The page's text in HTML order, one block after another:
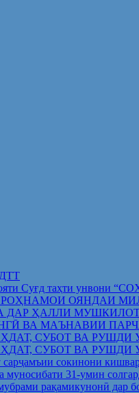
вилояти Суғд таҳти
ОЯНДАИ
ДАР ҲАЛЛИ
ВА МАЪНАВИИ
СУБОТ ВА
СУБОТ ВА
сокинони
31-умин
рақамикунонӣ дар